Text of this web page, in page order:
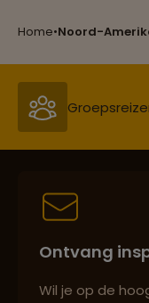
Home•Noord-
Persoonlijk
Ontvang
Wil je op de